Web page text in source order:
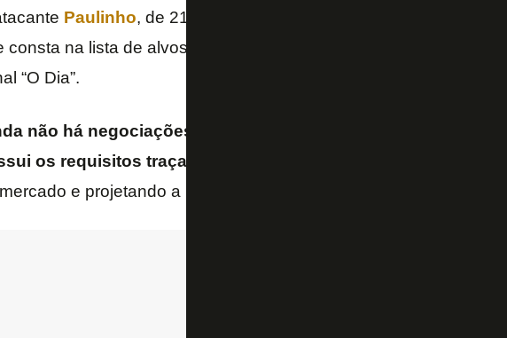
Paulinho, de 21 anos, do
consta na lista de alvos do
“O Dia”.
não há negociações em curso, mas o jogador, cria da
os requisitos traçados pela nova diretoria do Glorioso
e projetando a longo prazo.